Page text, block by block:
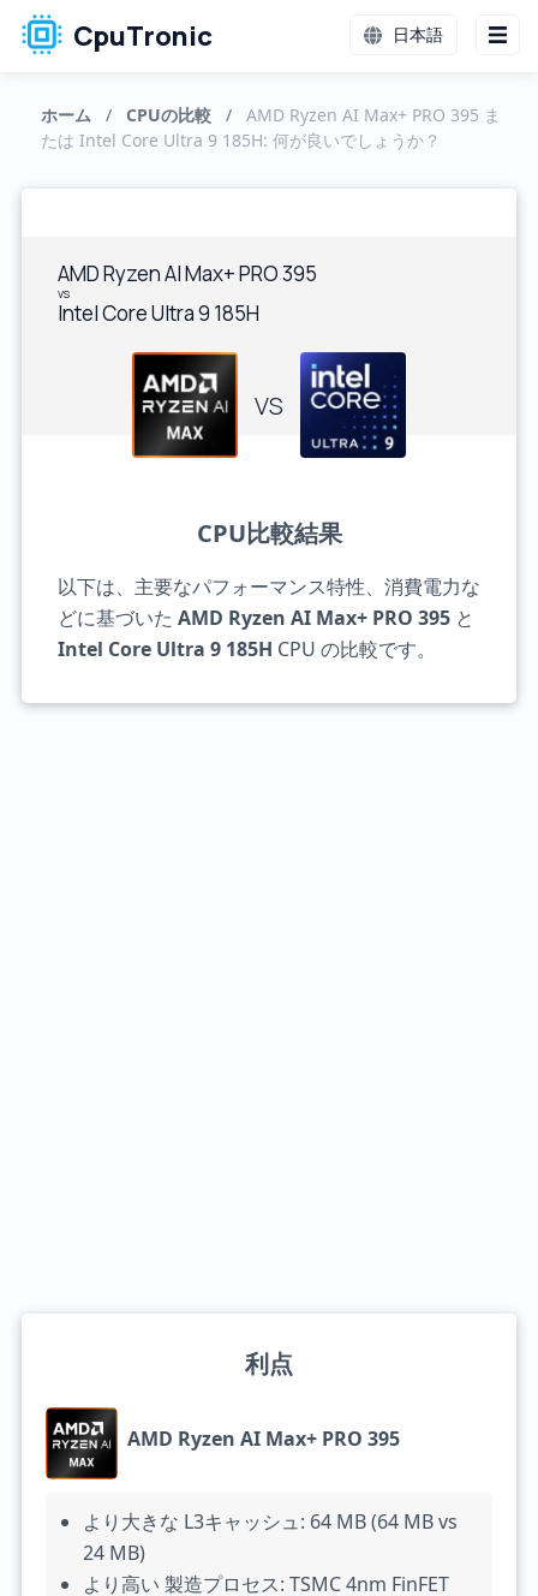
CpuTronic 日本語
ホーム / CPUの比較 /
AMD Ryzen AI Max+ PRO 395 ま
たは Intel Core Ultra 9 185H: 何が良いでしょうか？
AMD Ryzen AI Max+ PRO 395
vs
Intel Core Ultra 9 185H
VS
CPU比較結果
以下は、主要なパフォーマンス特性、消費電力な
どに基づいた AMD Ryzen AI Max+ PRO 395と
Intel Core Ultra 9 185H CPU の比較です。
利点
AMD Ryzen AI Max+ PRO 395
より大きな L3キャッシュ: 64 MB (64 MB vs
24 MB)
より高い 製造プロセス: TSMC 4nm FinFET